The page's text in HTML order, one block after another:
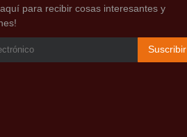
para recibir cosas interesantes y
Suscribir